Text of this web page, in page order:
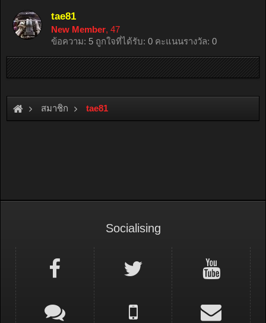
tae81
New Member, 47
ข้อความ: 5 ถูกใจที่ได้รับ: 0 คะแนนรางวัล: 0
สมาชิก tae81
Socialising